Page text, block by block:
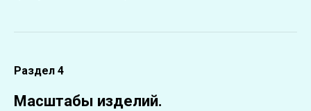
Раздел 4
Масштабы изделий.